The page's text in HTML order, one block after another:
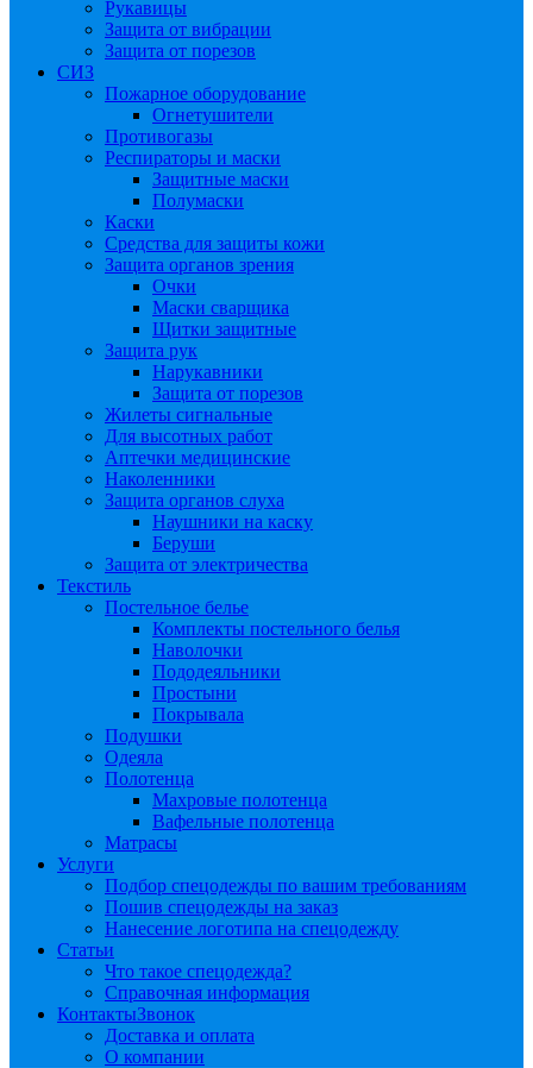
Рукавицы
Защита от вибрации
Защита от порезов
СИЗ
Пожарное оборудование
Огнетушители
Противогазы
Респираторы и маски
Защитные маски
Полумаски
Каски
Средства для защиты кожи
Защита органов зрения
Очки
Маски сварщика
Щитки защитные
Защита рук
Нарукавники
Защита от порезов
Жилеты сигнальные
Для высотных работ
Аптечки медицинские
Наколенники
Защита органов слуха
Наушники на каску
Беруши
Защита от электричества
Текстиль
Постельное белье
Комплекты постельного белья
Наволочки
Пододеяльники
Простыни
Покрывала
Подушки
Одеяла
Полотенца
Махровые полотенца
Вафельные полотенца
Матрасы
Услуги
Подбор спецодежды по вашим требованиям
Пошив спецодежды на заказ
Нанесение логотипа на спецодежду
Статьи
Что такое спецодежда?
Справочная информация
КонтактыЗвонок
Доставка и оплата
О компании